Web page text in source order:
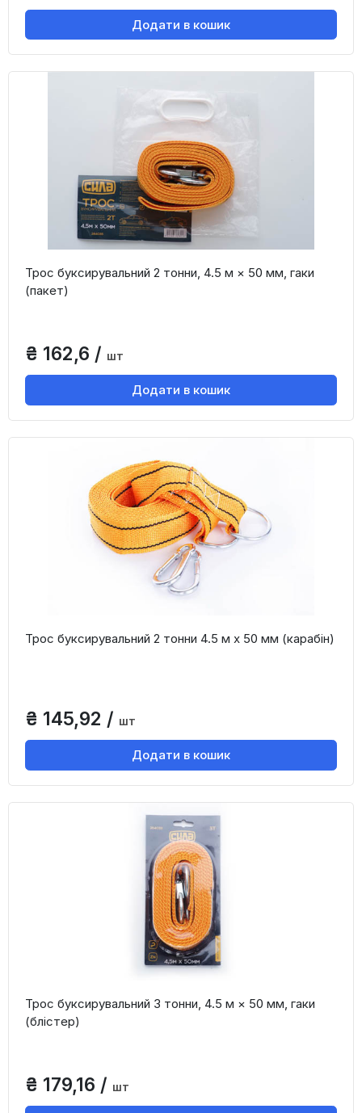
Додати в кошик
Трос буксирувальний 2 тонни, 4.5 м × 50 мм, гаки
(пакет)
₴ 162,6 / шт
Додати в кошик
Трос буксирувальний 2 тонни 4.5 м х 50 мм (карабін)
₴ 145,92 / шт
Додати в кошик
Трос буксирувальний 3 тонни, 4.5 м × 50 мм, гаки
(блістер)
₴ 179,16 / шт